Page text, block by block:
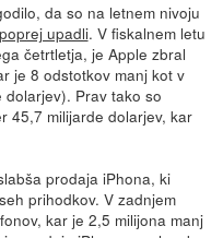
da so na letnem nivoju
upadli. V fiskalnem letu
četrtletja, je Apple zbral
je 8 odstotkov manj kot v
Prav tako so
45,7 milijarde dolarjev, kar
prodaja iPhona, ki
prihodkov. V zadnjem
kar je 2,5 milijona manj